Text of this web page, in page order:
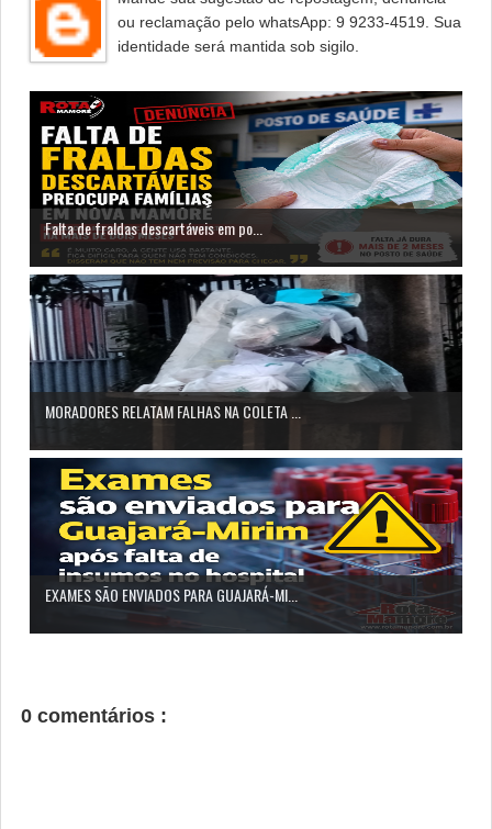
ou reclamação pelo whatsApp: 9 9233-4519. Sua
identidade será mantida sob sigilo.
Falta de fraldas descartáveis em po...
MORADORES RELATAM FALHAS NA COLETA ...
EXAMES SÃO ENVIADOS PARA GUAJARÁ-MI...
0 comentários :